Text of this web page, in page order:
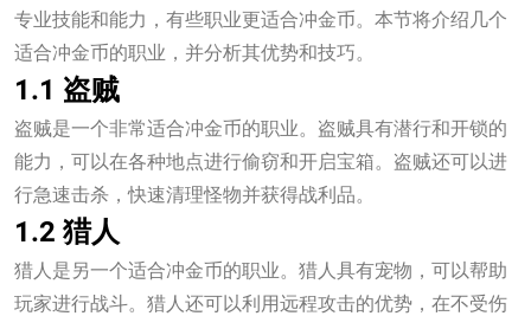
专业技能和能力，有些职业更适合冲金币。本节将介绍几个
适合冲金币的职业，并分析其优势和技巧。
1.1 盗贼
盗贼是一个非常适合冲金币的职业。盗贼具有潜行和开锁的
能力，可以在各种地点进行偷窃和开启宝箱。盗贼还可以进
行急速击杀，快速清理怪物并获得战利品。
1.2 猎人
猎人是另一个适合冲金币的职业。猎人具有宠物，可以帮助
玩家进行战斗。猎人还可以利用远程攻击的优势，在不受伤